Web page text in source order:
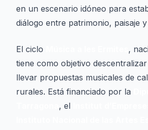
en un escenario idóneo para
diálogo entre patrimonio, paisaje
El ciclo ,
tiene como objetivo
llevar propuestas musicales de
rurales. Está financiado por la
, el